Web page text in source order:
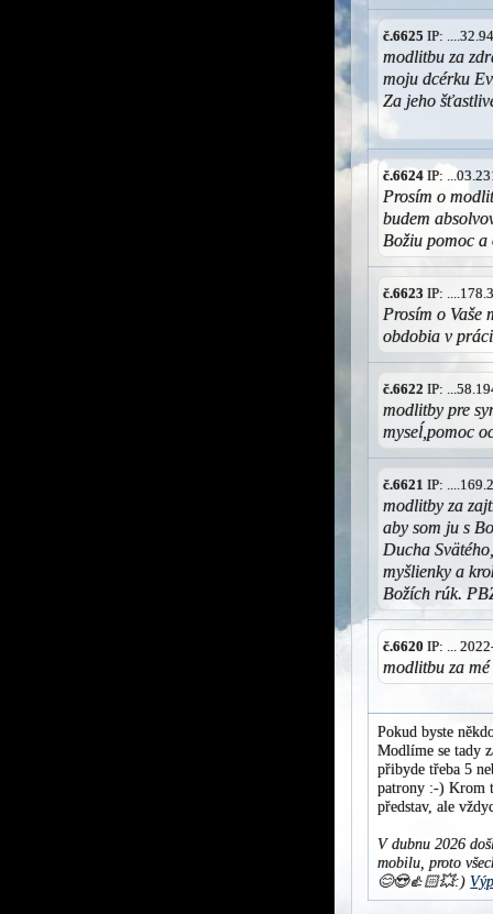
č.6625 IP:
modlitbu za
moju dcérku
Za jeho
č.6624 IP:
Prosím o
budem
Božiu pomoc
č.6623 IP:
Prosím o Vaše
obdobia v
č.6622 IP:
modlitby pre
myseĺ,pomoc
č.6621 IP:
modlitby za
aby som ju s
Ducha
myšlienky a
Božích rúk.
č.6620 IP: ...
modlitbu za
Pokud byste
Modlíme se tady
přibyde třeba 5
patrony :-) Krom
představ, ale
V dubnu 2026
mobilu, proto
😊😍👍🏻💥:)